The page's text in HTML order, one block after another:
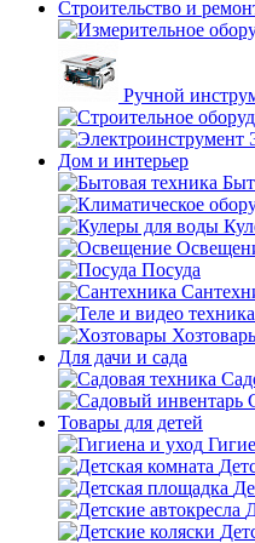
Строительство и
Ручной
Дом и интерьер
Посуда
Для дачи и сада
Товары для детей